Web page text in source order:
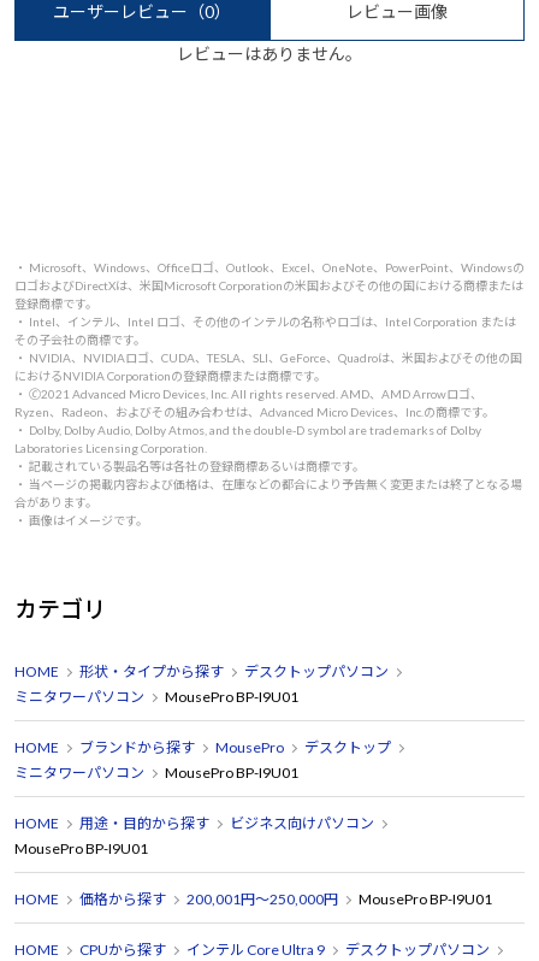
ユーザーレビュー （0） レビュー画像
レビューはありません。
・ Microsoft、Windows、Officeロゴ、Outlook、Excel、OneNote、PowerPoint、Windowsの
ロゴおよびDirectXは、米国Microsoft Corporationの米国およびその他の国における商標または
登録商標です。
・ Intel、インテル、Intel ロゴ、その他のインテルの名称やロゴは、Intel Corporation または
その子会社の商標です。
・ NVIDIA、NVIDIAロゴ、CUDA、TESLA、SLI、GeForce、Quadroは、米国およびその他の国
におけるNVIDIA Corporationの登録商標または商標です。
・ 🄫2021 Advanced Micro Devices, Inc. All rights reserved. AMD、AMD Arrowロゴ、
Ryzen、Radeon、およびその組み合わせは、Advanced Micro Devices、Inc.の商標です。
・ Dolby, Dolby Audio, Dolby Atmos, and the double-D symbol are trademarks of Dolby
Laboratories Licensing Corporation.
・ 記載されている製品名等は各社の登録商標あるいは商標です。
・ 当ページの掲載内容および価格は、在庫などの都合により予告無く変更または終了となる場
合があります。
・ 画像はイメージです。
カテゴリ
HOME 形状・タイプから探す
デスクトップパソコン
ミニタワーパソコン
MousePro BP-I9U01
HOME ブランドから探す MousePro
デスクトップ
ミニタワーパソコン
MousePro BP-I9U01
HOME 用途・目的から探す
ビジネス向けパソコン
MousePro BP-I9U01
HOME 価格から探す 200,001円～250,000円 MousePro BP-I9U01
HOME CPUから探す インテル Core Ultra 9
デスクトップパソコン